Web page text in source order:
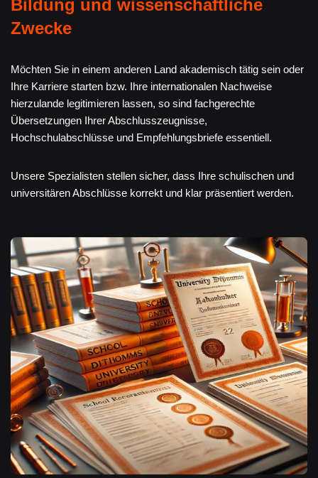
Bildung und wissenschaftliche
Zwecke
Möchten Sie in einem anderen Land akademisch tätig sein oder
Ihre Karriere starten bzw. Ihre internationalen Nachweise
hierzulande legitimieren lassen, so sind fachgerechte
Übersetzungen Ihrer Abschlusszeugnisse,
Hochschulabschlüsse und Empfehlungsbriefe essentiell.
Unsere Spezialisten stellen sicher, dass Ihre schulischen und
universitären Abschlüsse korrekt und klar präsentiert werden.